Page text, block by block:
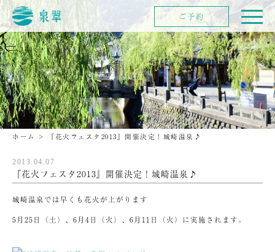
ホーム > 『花火フェスタ2013』開催決定！城崎温泉♪
2013.04.07
『花火フェスタ2013』開催決定！城崎温泉♪
城崎温泉では早くも花火が上がります
5月25日（土）、6月4日（火）、6月11日（火）に実施されます。
ご予約